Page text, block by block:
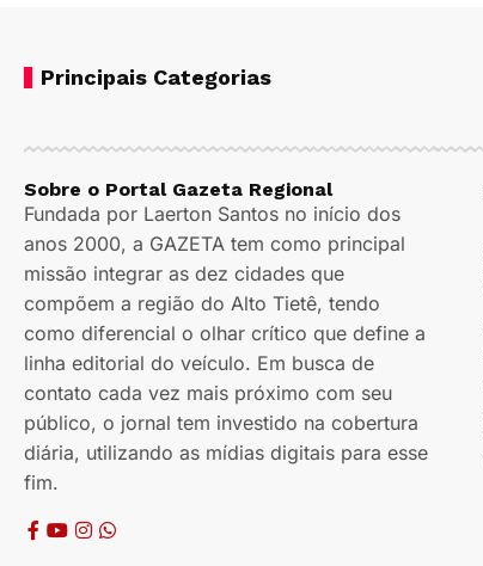
Principais Categorias
Sobre o Portal Gazeta Regional
Fundada por Laerton Santos no início dos
anos 2000, a GAZETA tem como principal
missão integrar as dez cidades que
compõem a região do Alto Tietê, tendo
como diferencial o olhar crítico que define a
linha editorial do veículo. Em busca de
contato cada vez mais próximo com seu
público, o jornal tem investido na cobertura
diária, utilizando as mídias digitais para esse
fim.